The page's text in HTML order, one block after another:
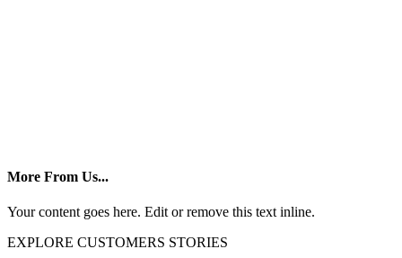
More From Us...
Your content goes here. Edit or remove this text inline.
EXPLORE CUSTOMERS STORIES